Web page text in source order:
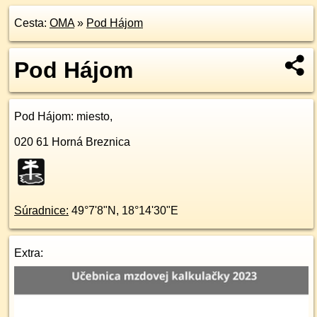
Cesta: OMA» Pod Hájom
Pod Hájom
Pod Hájom: miesto,
020 61 Horná Breznica
Súradnice: 49°7'8"N , 18°14'30"E
Extra: